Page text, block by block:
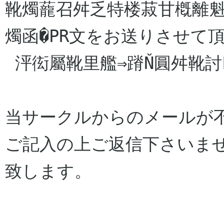
靴燭蘢召舛乏特楼菽甘槪
燭函�PR文をお送りさせて
当サークルからのメールが
ご記入の上ご返信下さいま
致します。